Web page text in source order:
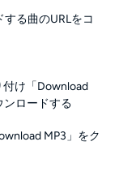
付け「Download
ンロードする